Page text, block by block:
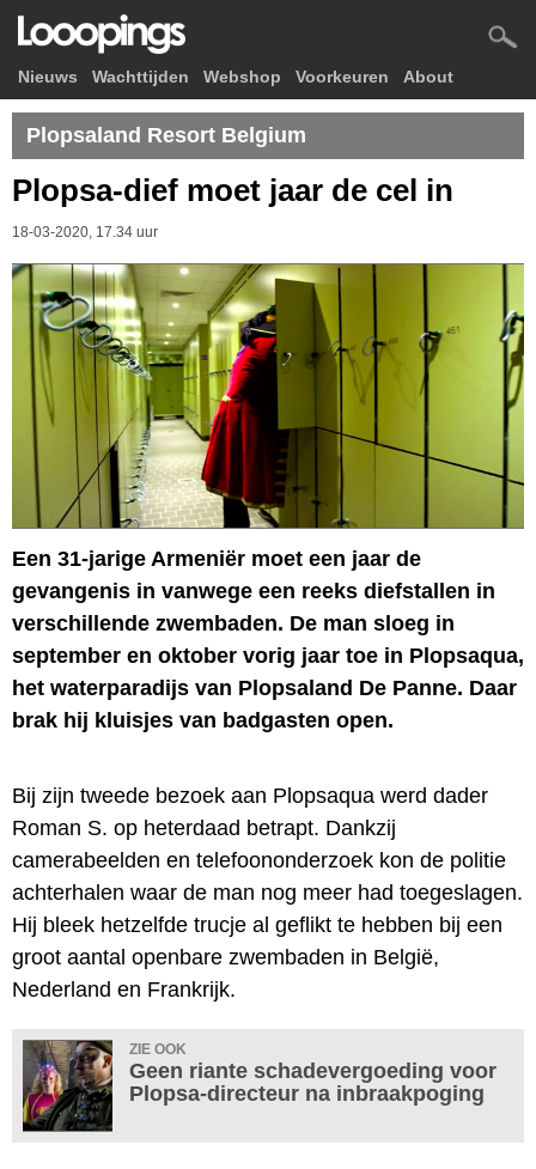
Nieuws Wachttijden Webshop Voorkeuren About
Plopsaland Resort Belgium
Plopsa-dief moet jaar de cel in
18-03-2020, 17.34 uur
Een 31-jarige Armeniër moet een jaar de
gevangenis in vanwege een reeks diefstallen in
verschillende zwembaden. De man sloeg in
september en oktober vorig jaar toe in Plopsaqua,
het waterparadijs van Plopsaland De Panne. Daar
brak hij kluisjes van badgasten open.
Bij zijn tweede bezoek aan Plopsaqua werd dader
Roman S. op heterdaad betrapt. Dankzij
camerabeelden en telefoononderzoek kon de politie
achterhalen waar de man nog meer had toegeslagen.
Hij bleek hetzelfde trucje al geflikt te hebben bij een
groot aantal openbare zwembaden in België,
Nederland en Frankrijk.
ZIE OOK
Geen riante schadevergoeding voor
Plopsa-directeur na inbraakpoging